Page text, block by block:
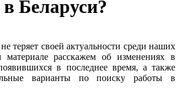
Беларуси?
теряет своей актуальности среди наших
материале расскажем об изменениях в
появившихся в последнее время, а также
варианты по поиску работы в